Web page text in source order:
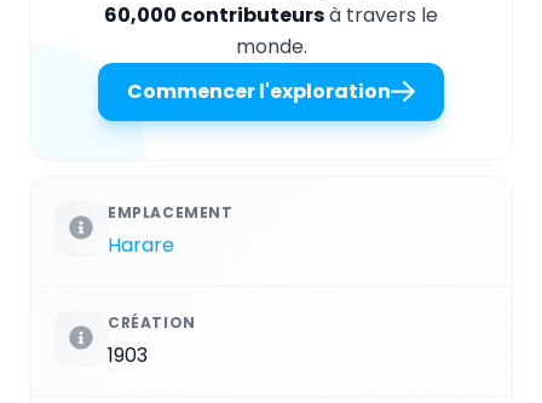
60,000 contributeursà travers le
monde.
Commencer l'exploration
EMPLACEMENT
Harare
CRÉATION
1903